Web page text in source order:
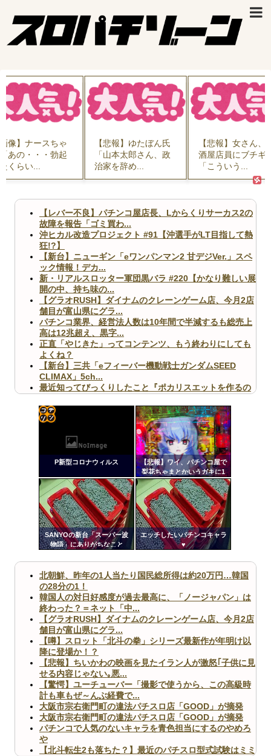
像】ナースちゃ
あの・・・勃起
くらい...
【悲報】ゆたぼん氏
「山本太郎さん、政
治家を辞め...
【悲報】女さん、
酒屋店員にブチギ
「こういう...
【レバー不良】パチンコ屋店長、Lからくりサーカス2の
故障を報告「ゴミ買わ...
沖ヒカル改造プロジェクト #91【沖選手がLT目指して熱
狂!?】
【新台】ニューギン「eワンパンマン2 甘デジVer.」スペ
ック情報！デカ...
新・リアルスロッター軍団黒バラ #220【かなり難しい展
開の中、持ち味の...
【グラオRUSH】ダイナムのクレーンゲーム店、今月2店
舗目が富山県にグラ...
パチンコ業界、経営法人数は10年間で半減するも総売上
高は12兆超え、黒字...
正直「やじきた」ってコンテンツ、もう終わりにしても
よくね？
【新台】三共「eフィーバー機動戦士ガンダムSEED
CLIMAX」5ch...
最近知ってびっくりしたこと『ポカリスエットを作るの
【ヤバ杉】日本の無車検車「実は俺たち20万台も走って
ますｗ」←これどうす...
【閲覧注意】俺が近くにいると機械が壊れるんだけどさ
【画像】ペプシコーラ社、「こういうのでいいんだよ」
な新商品を発売
Powered by livedoor 相互RSS
P新型コロナウィルス
【悲報】ワイ、パチンコ屋で
梨花ちゃまとかいうガキに1
万カツアゲされる
SANYOの新台「スーパー波
物語」にありがちなこと
エッチしたいパチンコキャラ
♥
定リ
ンク
自動
更新
ツー
北朝鮮、昨年の1人当たり国民総所得は約20万円…韓国
の28分の1！
韓国人の対日好感度が過去最高に、「ノージャパン」は
終わった？＝ネット「中...
【グラオRUSH】ダイナムのクレーンゲーム店、今月2店
舗目が富山県にグラ...
【噂】スロット「北斗の拳」シリーズ最新作が年明け以
降に登場か！？
【悲報】ちいかわの映画を見たイラン人が激怒｢子供に見
せる内容じゃない｡悪...
【驚愕】ユーチューバー「撮影で使うから、この高級時
計も車もぜ～んぶ経費で...
大阪市宗右衛門町の違法パチスロ店「GOOD」が摘発
大阪市宗右衛門町の違法パチスロ店「GOOD」が摘発
パチンコで人気のないキャラを青色担当にするのやめろ
や
【北斗転生2も落ちた？】最近のパチスロ型式試験はミミ